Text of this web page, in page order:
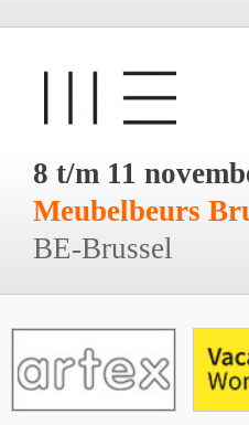
8 t/m 11
Meubelbeurs
BE-Brussel